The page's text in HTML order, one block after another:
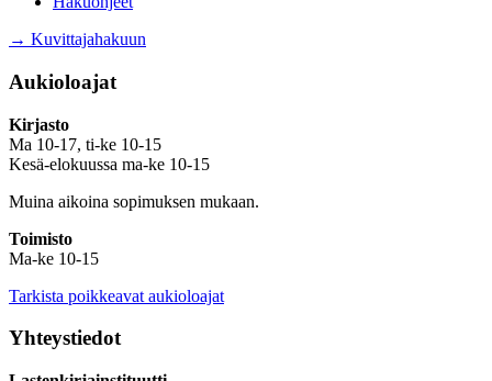
→ Kuvittajahakuun
Aukioloajat
Kirjasto
Ma 10-17, ti-ke 10-15
Kesä-elokuussa ma-ke 10-15
Muina aikoina sopimuksen mukaan.
Toimisto
Ma-ke 10-15
Tarkista poikkeavat aukioloajat
Yhteystiedot